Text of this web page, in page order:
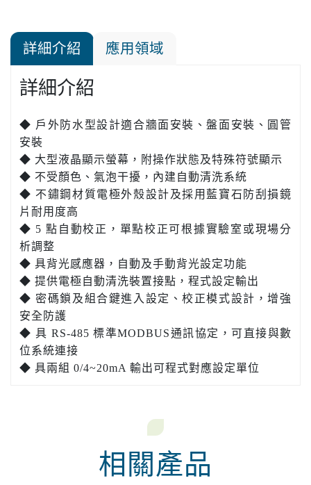
詳細介紹 應用領域
詳細介紹
◆ 戶外防水型設計適合牆面安裝、盤面安裝、圓管
安裝
◆ 大型液晶顯示螢幕，附操作狀態及特殊符號顯示
◆ 不受顏色、氣泡干擾，內建自動清洗系統
◆ 不鏽鋼材質電極外殼設計及採用藍寶石防刮損鏡
片耐用度高
◆ 5 點自動校正，單點校正可根據實驗室或現場分
析調整
◆ 具背光感應器，自動及手動背光設定功能
◆ 提供電極自動清洗裝置接點，程式設定輸出
◆ 密碼鎖及組合鍵進入設定、校正模式設計，增強
安全防護
◆ 具 RS-485 標準MODBUS通訊協定，可直接與數
位系統連接
◆ 具兩組 0/4~20mA 輸出可程式對應設定單位
相關產品